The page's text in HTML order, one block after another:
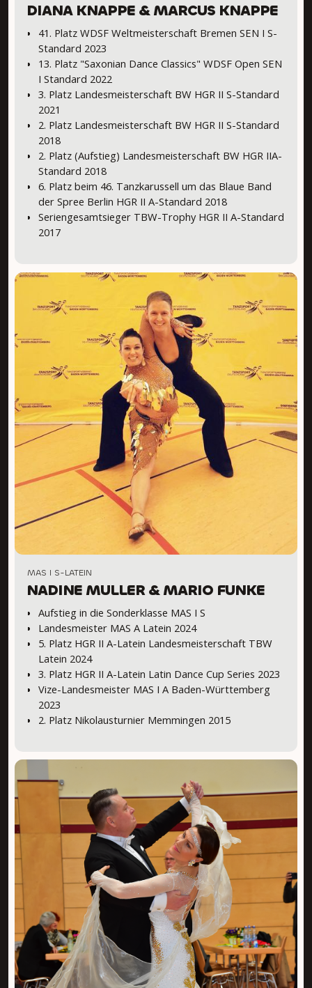
DIANA KNAPPE & MARCUS KNAPPE
41. Platz WDSF Weltmeisterschaft Bremen SEN I S-
Standard 2023
13. Platz "Saxonian Dance Classics" WDSF Open SEN
I Standard 2022
3. Platz Landesmeisterschaft BW HGR II S-Standard
2021
2. Platz Landesmeisterschaft BW HGR II S-Standard
2018
2. Platz (Aufstieg) Landesmeisterschaft BW HGR IIA-
Standard 2018
6. Platz beim 46. Tanzkarussell um das Blaue Band
der Spree Berlin HGR II A-Standard 2018
Seriengesamtsieger TBW-Trophy HGR II A-Standard
2017
MAS I S-LATEIN
NADINE MULLER & MARIO FUNKE
Aufstieg in die Sonderklasse MAS I S
Landesmeister MAS A Latein 2024
5. Platz HGR II A-Latein Landesmeisterschaft TBW
Latein 2024
3. Platz HGR II A-Latein Latin Dance Cup Series 2023
Vize-Landesmeister MAS I A Baden-Württemberg
2023
2. Platz Nikolausturnier Memmingen 2015